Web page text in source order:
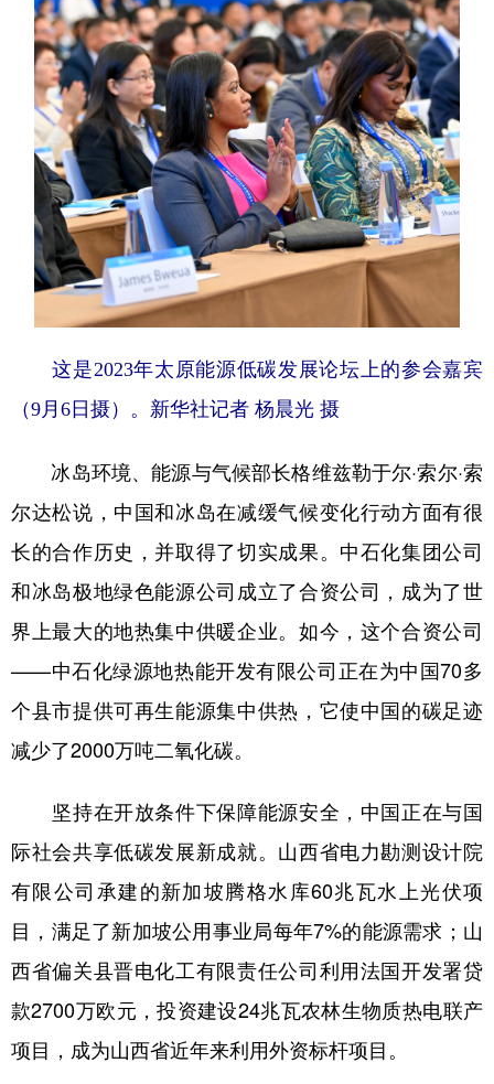
这是2023年太原能源低碳发展论坛上的参会嘉宾
（9月6日摄）。 新华社记者 杨晨光 摄
冰岛环境、能源与气候部长格维兹勒于尔·索尔·索
尔达松说，中国和冰岛在减缓气候变化行动方面有很
长的合作历史，并取得了切实成果。中石化集团公司
和冰岛极地绿色能源公司成立了合资公司，成为了世
界上最大的地热集中供暖企业。如今，这个合资公司
——中石化绿源地热能开发有限公司正在为中国70多
个县市提供可再生能源集中供热，它使中国的碳足迹
减少了2000万吨二氧化碳。
坚持在开放条件下保障能源安全，中国正在与国
际社会共享低碳发展新成就。山西省电力勘测设计院
有限公司承建的新加坡腾格水库60兆瓦水上光伏项
目，满足了新加坡公用事业局每年7%的能源需求；山
西省偏关县晋电化工有限责任公司利用法国开发署贷
款2700万欧元，投资建设24兆瓦农林生物质热电联产
项目，成为山西省近年来利用外资标杆项目。